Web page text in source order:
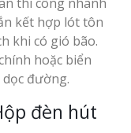
kết hợp lót tôn
khi có gió bão.
hoặc biển
đường.
đèn hút